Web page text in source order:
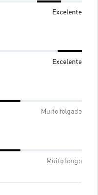
Excelente
Excelente
Muito folgado
Muito longo